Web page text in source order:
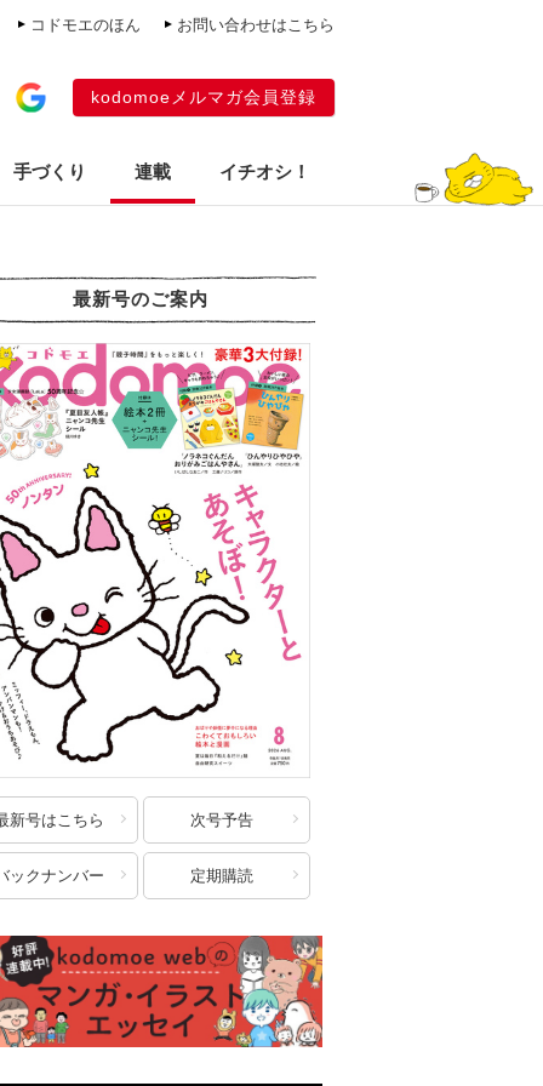
コドモエのほん お問い合わせはこちら
kodomoeメルマガ会員登録
手づくり 連載 イチオシ！
最新号のご案内
新号はこちら 次号予告
ックナンバー 定期購読